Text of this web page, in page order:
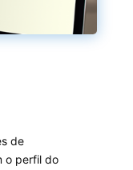
de
o perfil do